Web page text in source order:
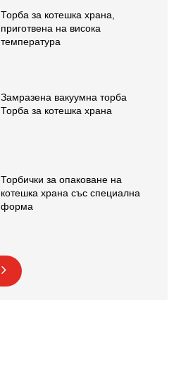
Торба за котешка храна,
приготвена на висока
температура
Замразена вакуумна торба
Торба за котешка храна
Торбички за опаковане на
котешка храна със специална
форма